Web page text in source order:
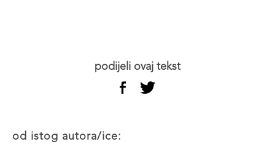
podijeli ovaj tekst
od istog autora/ice: